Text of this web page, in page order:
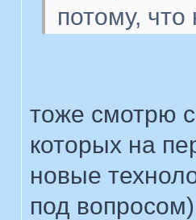
потому,
тоже смотрю
которых на
новые
под